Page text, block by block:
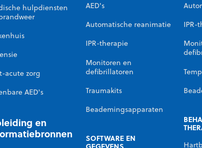
hulpdiensten
acute zorg
AED's
en
AED's
Automatische reanimatie
IPR-therapie
Monitoren en
defibrillatoren
Traumakits
Beademingsapparaten
IPR-
SOFTWARE EN